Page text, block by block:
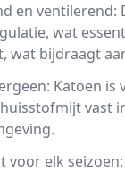
en ventilerend:
wat
wat bijdraagt
Katoen
vast
voor elk